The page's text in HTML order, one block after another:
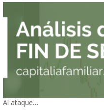
Al ataque…